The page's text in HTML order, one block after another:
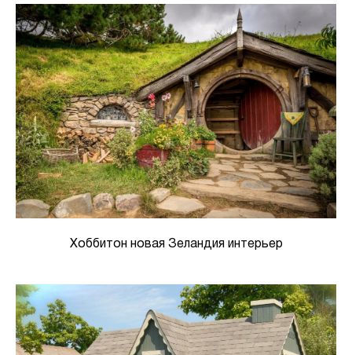
Хоббитон новая Зеландия интерьер